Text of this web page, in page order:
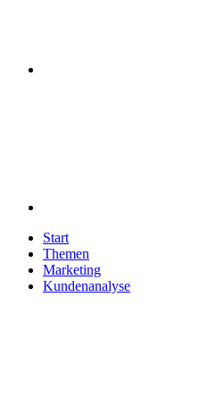
Start
Themen
Marketing
Kundenanalyse